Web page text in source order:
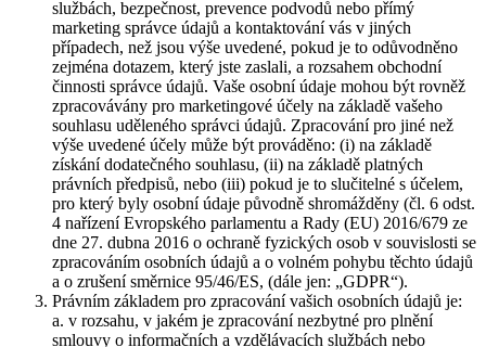
službách, bezpečnost, prevence podvodů nebo přímý
marketing správce údajů a kontaktování vás v jiných
případech, než jsou výše uvedené, pokud je to odůvodněno
zejména dotazem, který jste zaslali, a rozsahem obchodní
činnosti správce údajů. Vaše osobní údaje mohou být rovněž
zpracovávány pro marketingové účely na základě vašeho
souhlasu uděleného správci údajů. Zpracování pro jiné než
výše uvedené účely může být prováděno: (i) na základě
získání dodatečného souhlasu, (ii) na základě platných
právních předpisů, nebo (iii) pokud je to slučitelné s účelem,
pro který byly osobní údaje původně shromážděny (čl. 6 odst.
4 nařízení Evropského parlamentu a Rady (EU) 2016/679 ze
dne 27. dubna 2016 o ochraně fyzických osob v souvislosti se
zpracováním osobních údajů a o volném pohybu těchto údajů
a o zrušení směrnice 95/46/ES, (dále jen: „GDPR“).
Právním základem pro zpracování vašich osobních údajů je:
a. v rozsahu, v jakém je zpracování nezbytné pro plnění
smlouvy o informačních a vzdělávacích službách nebo